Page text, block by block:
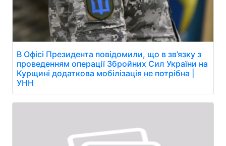
В Офісі Президента повідомили, що в зв’язку з
проведенням операції Збройних Сил України на
Курщині додаткова мобілізація не потрібна |
УНН